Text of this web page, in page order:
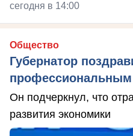
сегодня в 14:00
Общество
Губернатор
профессиональным
Он подчеркнул, что
развития экономики